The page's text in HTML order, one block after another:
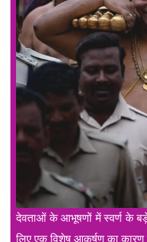
देवताओं के आभूषणों में स्वर्ण के
लिए एक विशेष आकर्षण का कारण